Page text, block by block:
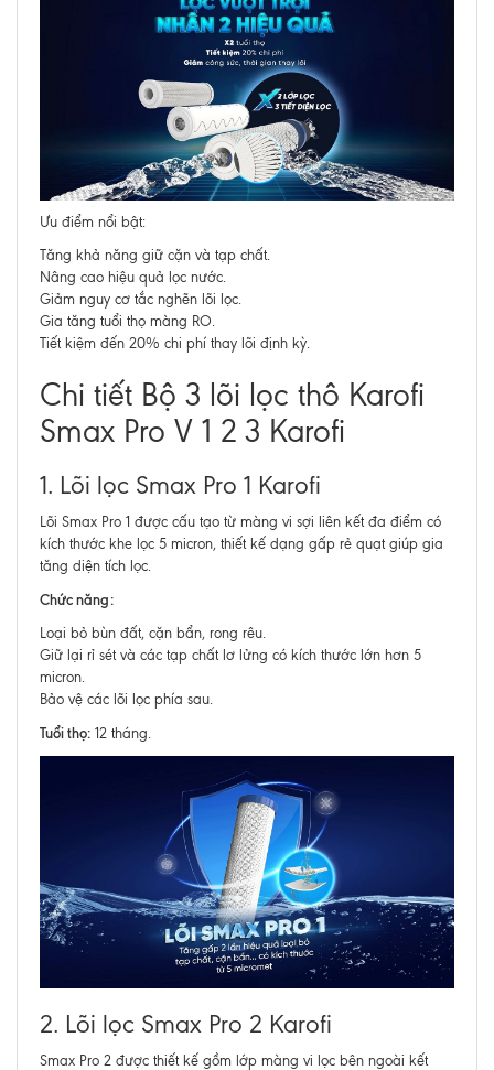
Ưu điểm nổi bật:
Tăng khả năng giữ cặn và tạp chất.
Nâng cao hiệu quả lọc nước.
Giảm nguy cơ tắc nghẽn lõi lọc.
Gia tăng tuổi thọ màng RO.
Tiết kiệm đến 20% chi phí thay lõi định kỳ.
Chi tiết Bộ 3 lõi lọc thô Karofi
Smax Pro V 1 2 3 Karofi
1. Lõi lọc Smax Pro 1 Karofi
Lõi Smax Pro 1 được cấu tạo từ màng vi sợi liên kết đa điểm có
kích thước khe lọc 5 micron, thiết kế dạng gấp rẻ quạt giúp gia
tăng diện tích lọc.
Chức năng:
Loại bỏ bùn đất, cặn bẩn, rong rêu.
Giữ lại rỉ sét và các tạp chất lơ lửng có kích thước lớn hơn 5
micron.
Bảo vệ các lõi lọc phía sau.
Tuổi thọ: 12 tháng.
2. Lõi lọc Smax Pro 2 Karofi
Smax Pro 2 được thiết kế gồm lớp màng vi lọc bên ngoài kết